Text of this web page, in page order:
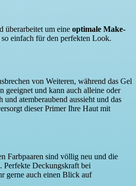
überarbeitet um eine optimale Make-
einfach für den perfekten Look.
von Weiteren, während das Gel
geeignet und kann auch alleine oder
atemberaubend aussieht und das
dieser Primer Ihre Haut mit
Farbpaaren sind völlig neu und die
Perfekte Deckungskraft bei
gerne auch einen Blick auf